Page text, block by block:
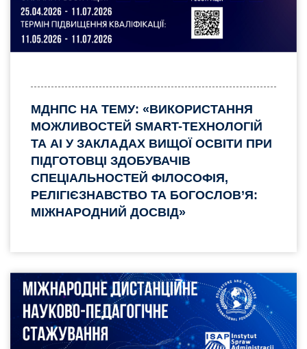
МДНПС НА ТЕМУ: «ВИКОРИСТАННЯ
МОЖЛИВОСТЕЙ SMART-ТЕХНОЛОГІЙ
ТА AI У ЗАКЛАДАХ ВИЩОЇ ОСВІТИ ПРИ
ПІДГОТОВЦІ ЗДОБУВАЧІВ
СПЕЦІАЛЬНОСТЕЙ ФІЛОСОФІЯ,
РЕЛІГІЄЗНАВСТВО ТА БОГОСЛОВ’Я:
МІЖНАРОДНИЙ ДОСВІД»